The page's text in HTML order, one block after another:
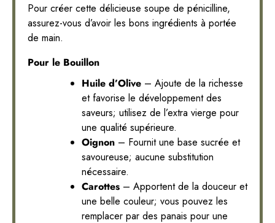
Pour créer cette délicieuse soupe de pénicilline,
assurez-vous d’avoir les bons ingrédients à portée
de main.
Pour le Bouillon
Huile d’Olive – Ajoute de la richesse
et favorise le développement des
saveurs; utilisez de l’extra vierge pour
une qualité supérieure.
Oignon – Fournit une base sucrée et
savoureuse; aucune substitution
nécessaire.
Carottes – Apportent de la douceur et
une belle couleur; vous pouvez les
remplacer par des panais pour une